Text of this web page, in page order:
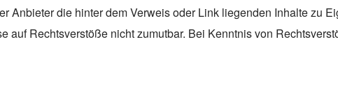
Anbieter die hinter dem Verweis oder Link liegenden Inhalte zu
auf Rechtsverstöße nicht zumutbar. Bei Kenntnis von